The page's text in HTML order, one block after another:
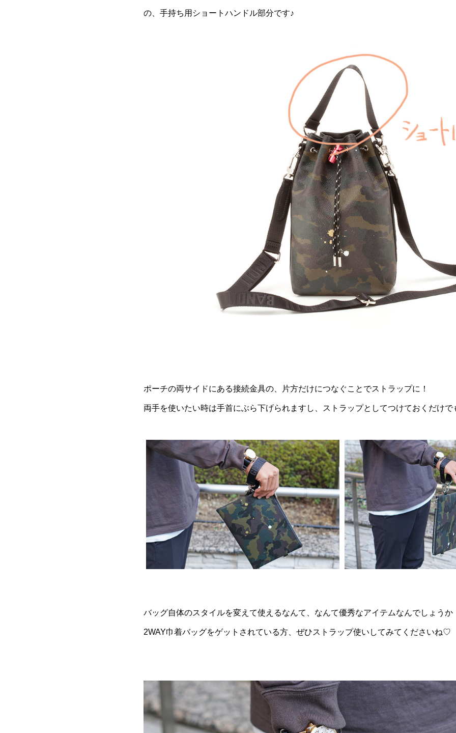
の、手持ち用ショートハンドル部分です♪
ポーチの両サイドにある接続金具の、片方だけにつなぐことでストラップに！
両手を使いたい時は手首にぶら下げられますし、ストラップとしてつけておくだけ
バッグ自体のスタイルを変えて使えるなんて、なんて優秀なアイテムなんでしょうか
2WAY巾着バッグをゲットされている方、ぜひストラップ使いしてみてくださいね♡